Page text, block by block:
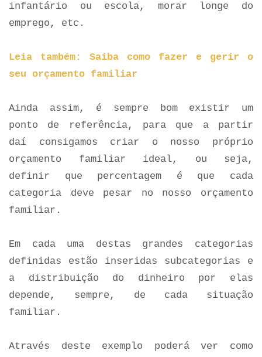
infantário ou escola, morar longe do
emprego, etc.
Leia também: Saiba como fazer e gerir o
seu orçamento familiar
Ainda assim, é sempre bom existir um
ponto de referência, para que a partir
daí consigamos criar o nosso próprio
orçamento familiar ideal, ou seja,
definir que percentagem é que cada
categoria deve pesar no nosso orçamento
familiar.
Em cada uma destas grandes categorias
definidas estão inseridas subcategorias e
a distribuição do dinheiro por elas
depende, sempre, de cada situação
familiar.
Através deste exemplo poderá ver como